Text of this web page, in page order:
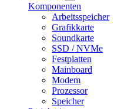
Komponenten
Arbeitsspeicher
Grafikkarte
Soundkarte
SSD / NVMe
Festplatten
Mainboard
Modem
Prozessor
Speicher